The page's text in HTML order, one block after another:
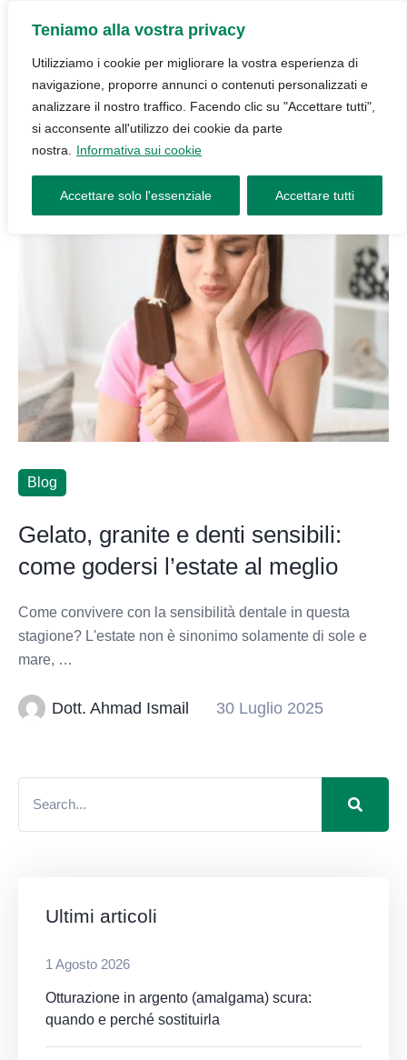
Teniamo alla vostra privacy
Utilizziamo i cookie per migliorare la vostra esperienza di
navigazione, proporre annunci o contenuti personalizzati e
analizzare il nostro traffico. Facendo clic su "Accettare tutti",
si acconsente all'utilizzo dei cookie da parte
nostra.
Informativa sui cookie
Accettare solo l'essenziale Accettare tutti
Blog
Gelato, granite e denti sensibili:
come godersi l’estate al meglio
Come convivere con la sensibilità dentale in questa
stagione? L'estate non è sinonimo solamente di sole e
mare, …
Dott. Ahmad Ismail 30 Luglio 2025
Ultimi articoli
1 Agosto 2026
Otturazione in argento (amalgama) scura:
quando e perché sostituirla